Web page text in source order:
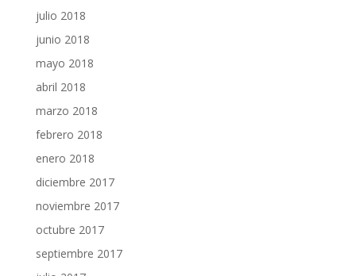
julio 2018
junio 2018
mayo 2018
abril 2018
marzo 2018
febrero 2018
enero 2018
diciembre 2017
noviembre 2017
octubre 2017
septiembre 2017